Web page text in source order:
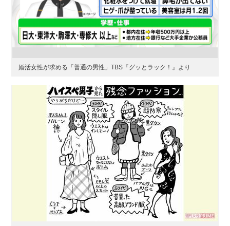
婚活女性が求める「普通の男性」TBS『グッとラック！』より